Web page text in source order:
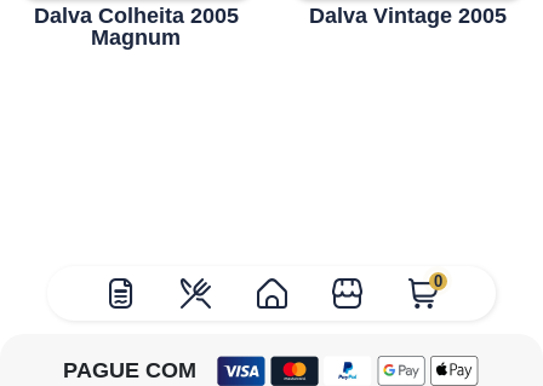
0
Dalva Colheita 2005
Magnum
Dalva Vintage 2005
PAGUE COM